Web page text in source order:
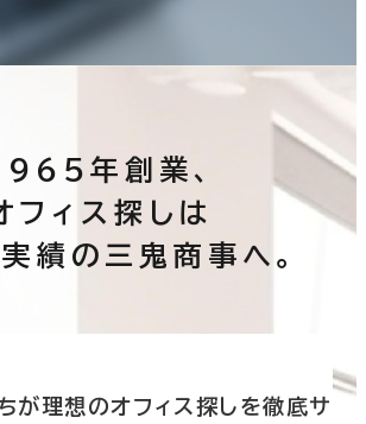
2階以上
ア面積100坪以上
年創業、
フィス探しは
績の三鬼商事へ。
が理想のオフィス探しを徹底サ